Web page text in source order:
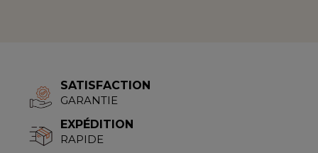
SATISFACTION
GARANTIE
EXPÉDITION
RAPIDE